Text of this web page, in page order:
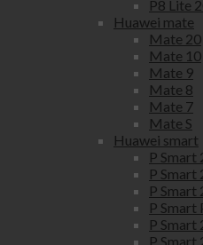
P8 Lite
Huawei mate
Mate 20
Mate 10
Mate 9
Mate 8
Mate 7
Mate S
Huawei smart
P Smart
P Smart
P Smart
P Smart
P Smart
P Smart